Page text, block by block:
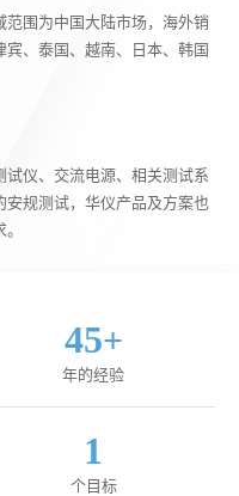
围为中国大陆市场，海外销
、泰国、越南、日本、韩国
仪、交流电源、相关测试系
规测试，华仪产品及方案也
45+
年的经验
1
个目标